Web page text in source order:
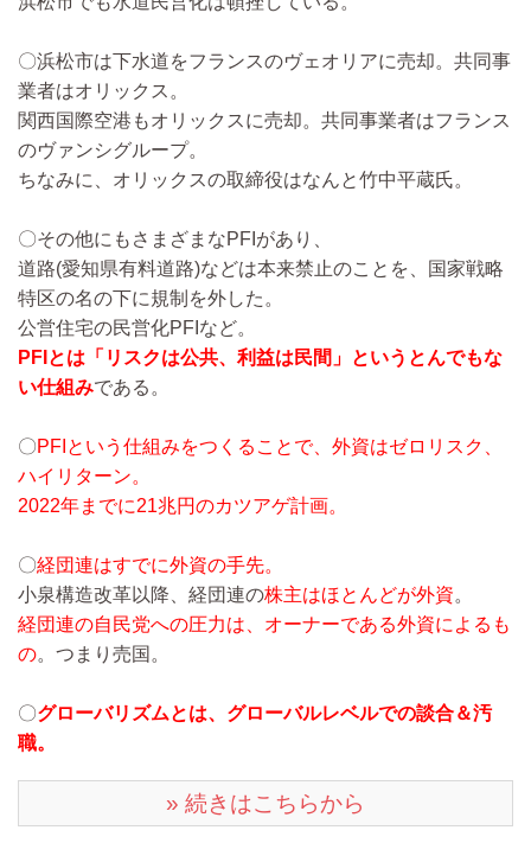
〇浜松市は下水道をフランスのヴェオリアに売却。共同事
業者はオリックス。
関西国際空港もオリックスに売却。共同事業者はフランス
のヴァンシグループ。
ちなみに、オリックスの取締役はなんと竹中平蔵氏。
〇その他にもさまざまなPFIがあり、
道路(愛知県有料道路)などは本来禁止のことを、国家戦略
特区の名の下に規制を外した。
公営住宅の民営化PFIなど。
PFIとは「リスクは公共、利益は民間」というとんでもな
い仕組みである。
〇PFIという仕組みをつくることで、外資はゼロリスク、
ハイリターン。
2022年までに21兆円のカツアゲ計画。
〇経団連はすでに外資の手先。
小泉構造改革以降、経団連の株主はほとんどが外資。
経団連の自民党への圧力は、オーナーである外資によるも
の。つまり売国。
〇グローバリズムとは、グローバルレベルでの談合＆汚
職。
» 続きはこちらから